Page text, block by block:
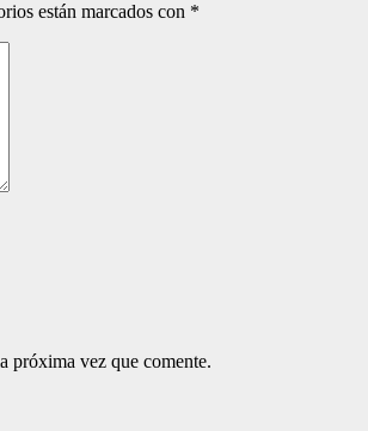
están marcados con *
próxima vez que comente.